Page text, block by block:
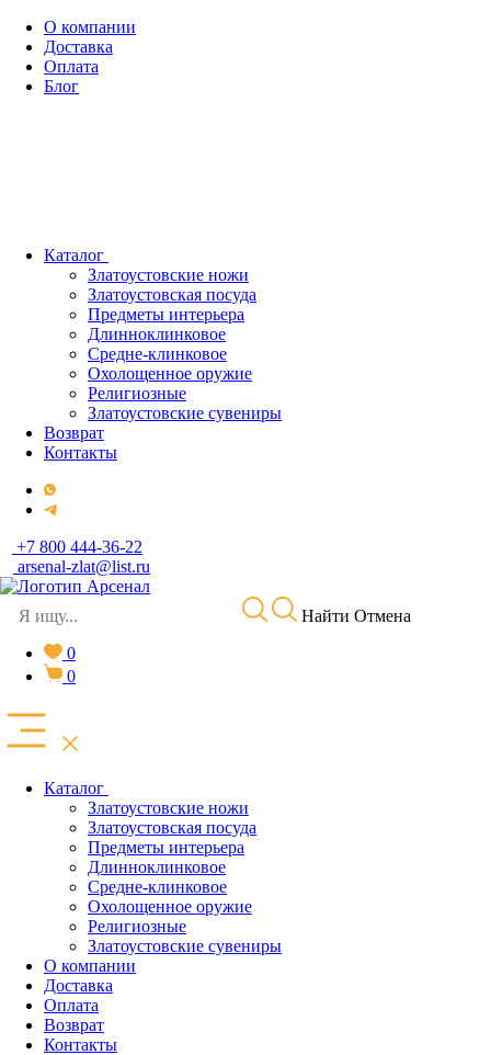
О компании
Доставка
Оплата
Блог
Каталог
Златоустовские ножи
Златоустовская посуда
Предметы интерьера
Длинноклинковое
Средне-клинковое
Охолощенное оружие
Религиозные
Златоустовские сувениры
Возврат
Контакты
+7 800 444-36-22
arsenal-zlat@list.ru
Найти Отмена
0
0
Каталог
Златоустовские ножи
Златоустовская посуда
Предметы интерьера
Длинноклинковое
Средне-клинковое
Охолощенное оружие
Религиозные
Златоустовские сувениры
О компании
Доставка
Оплата
Возврат
Контакты